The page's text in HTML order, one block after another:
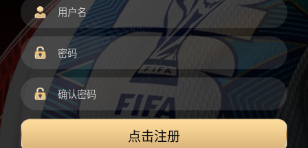
点击注册